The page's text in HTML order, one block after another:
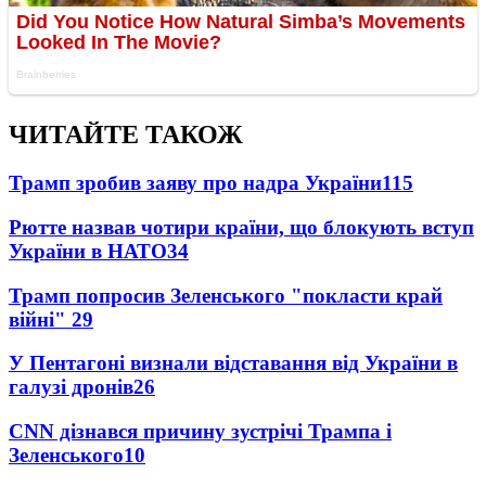
ЧИТАЙТЕ ТАКОЖ
Трамп зробив заяву про надра України115
Рютте назвав чотири країни, що блокують вступ
України в НАТО34
Трамп попросив Зеленського "покласти край
війні" 29
У Пентагоні визнали відставання від України в
галузі дронів26
CNN дізнався причину зустрічі Трампа і
Зеленського10